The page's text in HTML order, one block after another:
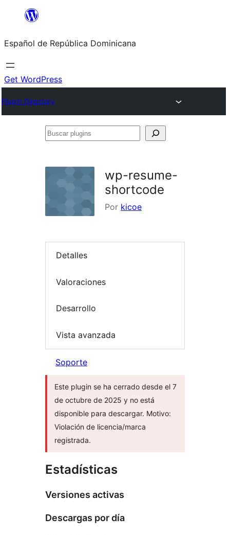
Saltar
contenido
Español de República Dominicana
Get WordPress
Plugin Directory
Buscar
wp-resume-
shortcode
Por kicoe
Detalles
Valoraciones
Desarrollo
Vista avanzada
Soporte
Este plugin se ha cerrado desde el 7
de octubre de 2025 y no está
disponible para descargar. Motivo:
Violación de licencia/marca
registrada.
Estadísticas
Versiones activas
Descargas por día